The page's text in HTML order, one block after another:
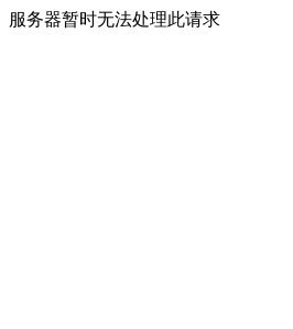
服务器暂时无法处理此请求